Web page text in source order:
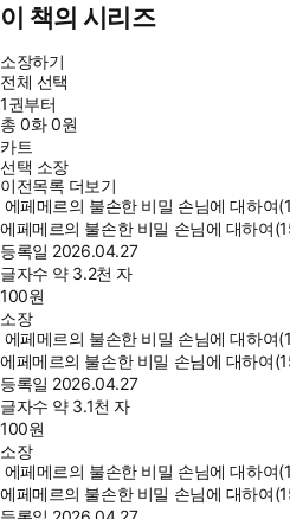
이 책의 시리즈
소장하기
전체 선택
1권부터
총0화0원
카트
선택 소장
이전목록 더보기
에페메르의 불손한 비밀 손님에 대하여
에페메르의 불손한 비밀 손님에 대하여
등록일 2026.04.27
글자수 약 3.2천 자
100원
소장
에페메르의 불손한 비밀 손님에 대하여
에페메르의 불손한 비밀 손님에 대하여
등록일 2026.04.27
글자수 약 3.1천 자
100원
소장
에페메르의 불손한 비밀 손님에 대하여
에페메르의 불손한 비밀 손님에 대하여